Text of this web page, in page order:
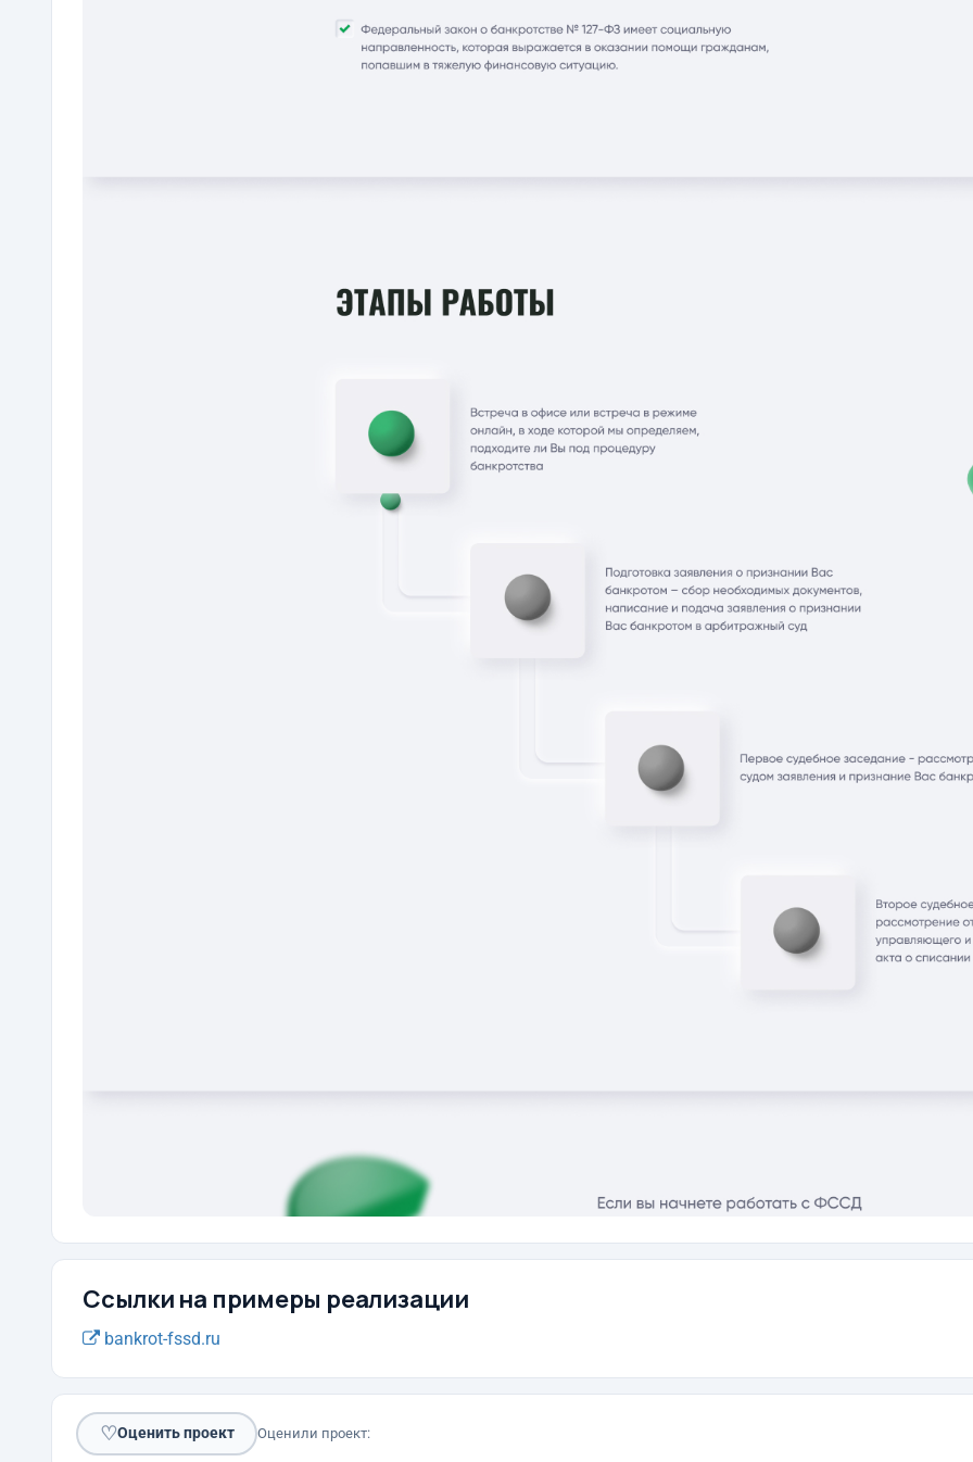
Ссылки на примеры реализации
bankrot-fssd.ru
♡Оценить проект Оценили проект: